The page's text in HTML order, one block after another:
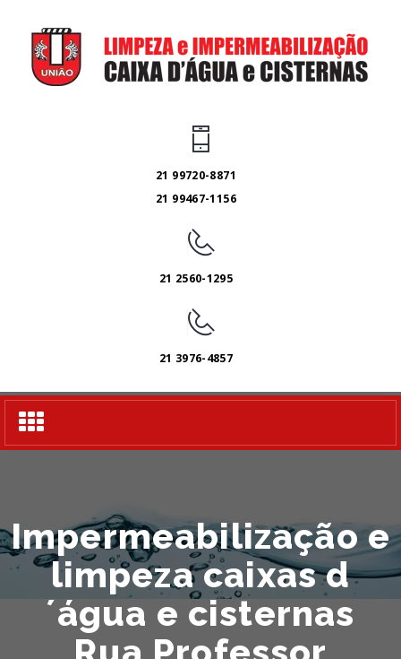
21 99720-8871
21 99467-1156
21 2560-1295
21 3976-4857
Alternar
navegação
Impermeabilização e
limpeza caixas d
´água e cisternas